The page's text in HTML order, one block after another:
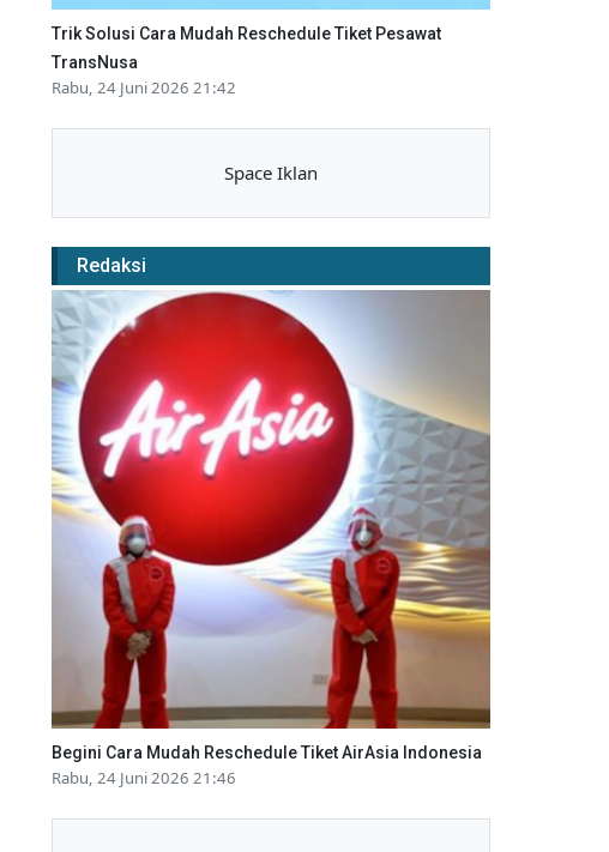
Trik Solusi Cara Mudah Reschedule Tiket Pesawat
TransNusa
Rabu, 24 Juni 2026 21:42
Space Iklan
Redaksi
Begini Cara Mudah Reschedule Tiket AirAsia Indonesia
Rabu, 24 Juni 2026 21:46